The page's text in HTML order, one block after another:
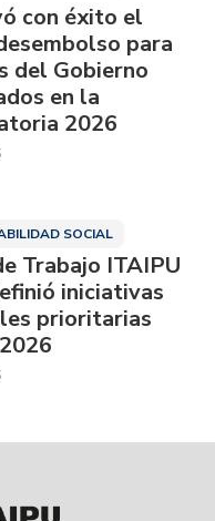
con éxito el
para
del Gobierno
en la
2026
SOCIAL
Trabajo ITAIPU
iniciativas
prioritarias